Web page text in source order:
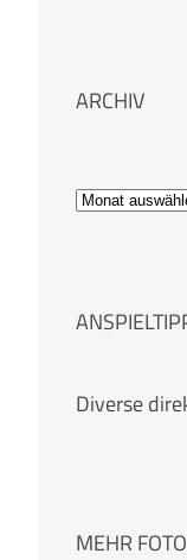
ARCHIV
A
i
Diverse
MEHR